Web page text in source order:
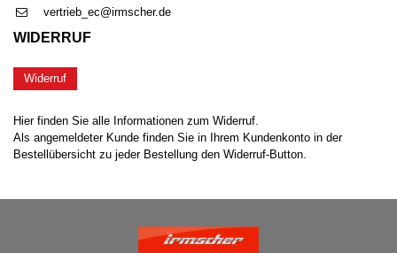
vertrieb_ec@irmscher.de
WIDERRUF
Widerruf
Hier finden Sie alle Informationen zum Widerruf.
Als angemeldeter Kunde finden Sie in Ihrem Kundenkonto in der
Bestellübersicht zu jeder Bestellung den Widerruf-Button.